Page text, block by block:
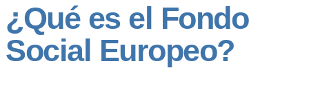
¿Qué es el Fondo
Social Europeo?